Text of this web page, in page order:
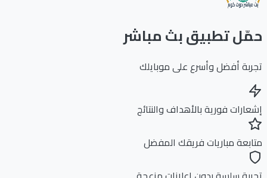
تطبيق بث مباشر
أفضل وأسرع على موبايلك
فورية بالأهداف والنتائج
مباريات فريقك المفضل